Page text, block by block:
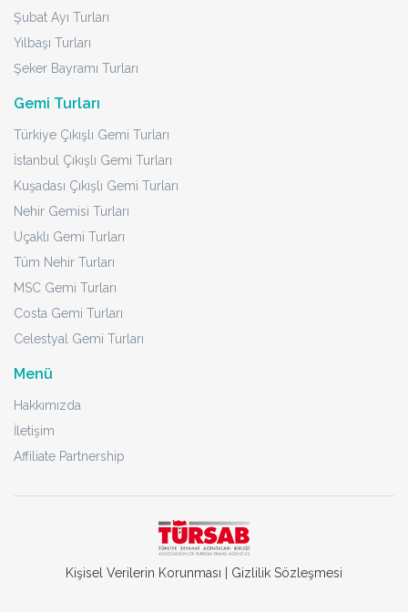
Şubat Ayı Turları
Yılbaşı Turları
Şeker Bayramı Turları
Gemi Turları
Türkiye Çıkışlı Gemi Turları
İstanbul Çıkışlı Gemi Turları
Kuşadası Çıkışlı Gemi Turları
Nehir Gemisi Turları
Uçaklı Gemi Turları
Tüm Nehir Turları
MSC Gemi Turları
Costa Gemi Turları
Celestyal Gemi Turları
Menü
Hakkımızda
İletişim
Affiliate Partnership
Kişisel Verilerin Korunması Gizlilik Sözleşmesi